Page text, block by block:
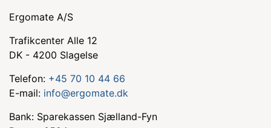
Ergomate A/S
Trafikcenter Alle 12
DK - 4200 Slagelse
Telefon: +45 70 10 44 66
E-mail: info@ergomate.dk
Bank: Sparekassen Sjælland-Fyn